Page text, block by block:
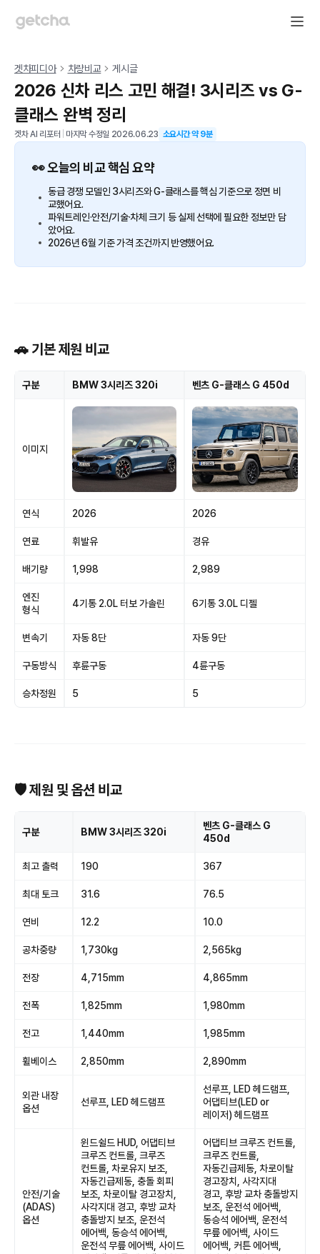
겟차피디아 차량비교 게시글
2026 신차 리스 고민 해결! 3시리즈 vs G-
클래스 완벽 정리
겟차 AI 리포터 마지막 수정일 2026.06.23 소요시간 약9분
👀 오늘의 비교 핵심 요약
동급 경쟁 모델인 3시리즈와 G-클래스를 핵심 기준으로 정면 비
교했어요.
파워트레인·안전/기술·차체 크기 등 실제 선택에 필요한 정보만 담
았어요.
2026년 6월 기준 가격 조건까지 반영했어요.
🚗 기본 제원 비교
구분 BMW 3시리즈 320i 벤츠 G-클래스 G 450d
이미지
연식 2026 2026
연료 휘발유 경유
배기량 1,998 2,989
엔진
형식
4기통 2.0L 터보 가솔린 6기통 3.0L 디젤
변속기 자동 8단 자동 9단
구동방식 후륜구동 4륜구동
승차정원 5 5
🛡 제원 및 옵션 비교
구분 BMW 3시리즈 320i
벤츠 G-클래스 G
450d
최고 출력 190 367
최대 토크 31.6 76.5
연비 12.2 10.0
공차중량 1,730kg 2,565kg
전장 4,715mm 4,865mm
전폭 1,825mm 1,980mm
전고 1,440mm 1,985mm
휠베이스 2,850mm 2,890mm
외관 내장
옵션
선루프, LED 헤드램프
선루프, LED 헤드램프,
어댑티브(LED or
레이저) 헤드램프
안전/기술
(ADAS)
옵션
윈드쉴드 HUD, 어댑티브
크루즈 컨트롤, 크루즈
컨트롤, 차로유지 보조,
자동긴급제동, 충돌 회피
보조, 차로이탈 경고장치,
사각지대 경고, 후방 교차
충돌방지 보조, 운전석
에어백, 동승석 에어백,
운전석 무릎 에어백, 사이드
어댑티브 크루즈 컨트롤,
크루즈 컨트롤,
자동긴급제동, 차로이탈
경고장치, 사각지대
경고, 후방 교차 충돌방지
보조, 운전석 에어백,
동승석 에어백, 운전석
무릎 에어백, 사이드
에어백, 커튼 에어백,